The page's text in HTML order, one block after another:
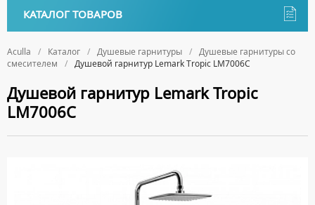
Aculla Каталог Душевые гарнитуры
Душевые гарнитуры со
смесителем
Душевой гарнитур Lemark Tropic LM7006C
Душевой гарнитур Lemark Tropic
LM7006C
КАТАЛОГ ТОВАРОВ
ДЕРЖАТЕЛИ
ДИСПЕНСЕРЫ
ДОЗАТОРЫ ДЛЯ МЫЛА
Биде
НАПОЛЬНЫЕ БИДЕ
ПОДВЕСНЫЕ БИДЕ
КРЫШКИ ДЛЯ БИДЕ
Ванны
АКРИЛОВЫЕ ВАННЫ
Ванны комплектующие
ВОДОНАГРЕВАТЕЛИ КОМБИНИРОВАННОГО НАГРЕВА
ВОДОНАГРЕВАТЕЛИ КОСВЕННОГО НАГРЕВА
ДОСТАВКА
ОПЛАТА